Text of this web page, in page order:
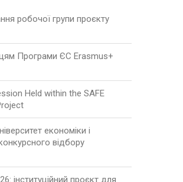
робочої групи проєкту
Програми ЄС Erasmus+
Held within the SAFE
економіки і
відбору
інституційний проєкт для